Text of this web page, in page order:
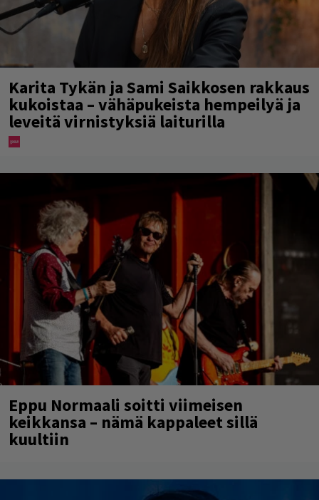
Karita Tykän ja Sami Saikkosen rakkaus
kukoistaa – vähäpukeista hempeilyä ja
leveitä virnistyksiä laiturilla
Eppu Normaali soitti viimeisen
keikkansa – nämä kappaleet sillä
kuultiin